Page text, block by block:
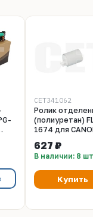
2535/2545
CET341062
Ролик
(полиуретан)
1674 для
C5560/C5550/
(CET),
627 ₽
В наличии: 8 шт
Купить